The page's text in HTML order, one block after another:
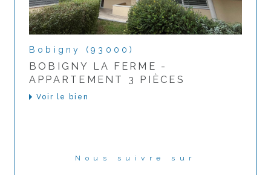
Bobigny (93000)
BOBIGNY LA FERME -
APPARTEMENT 3 PIÈCES
Voir le bien
Nous suivre sur